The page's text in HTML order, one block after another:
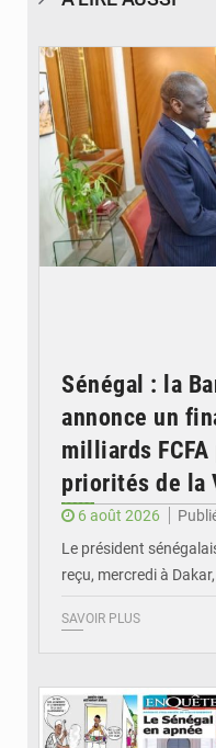
Sénégal : la
annonce un
milliards
priorités de la
6 août 2026
Le président
reçu, mercredi à
SAVOIR PLUS